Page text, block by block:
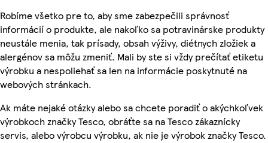
Robíme všetko pre to, aby sme zabezpečili správnosť
informácií o produkte, ale nakoľko sa potravinárske produkty
neustále menia, tak prísady, obsah výživy, diétnych zložiek a
alergénov sa môžu zmeniť. Mali by ste si vždy prečítať etiketu
výrobku a nespoliehať sa len na informácie poskytnuté na
webových stránkach.
Ak máte nejaké otázky alebo sa chcete poradiť o akýchkoľvek
výrobkoch značky Tesco, obráťte sa na Tesco zákaznícky
servis, alebo výrobcu výrobku, ak nie je výrobok značky Tesco.